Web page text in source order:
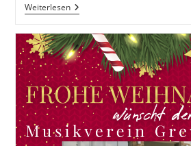
WeiterlesenOrdentliche
Generalversammlung
28.01.2023